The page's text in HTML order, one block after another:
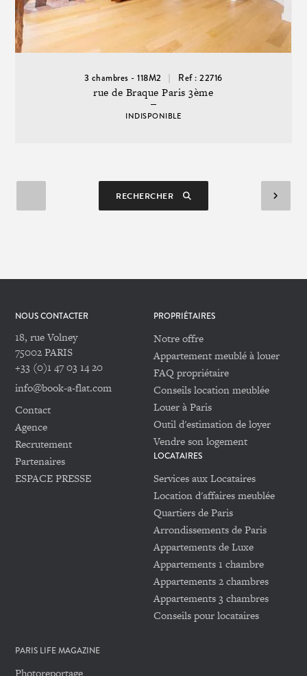
3 chambres - 118M2 Ref : 22716
rue de Braque Paris 3ème
INDISPONIBLE
RECHERCHER
NOUS CONTACTER
18, rue Volney
75002 PARIS
+33 (0)1 47 03 14 20
info@book-a-flat.com
Contact
Agence
Recrutement
Partenaires
ESPACE PRESSE
PROPRIÉTAIRES
Notre offre
Appartement meublé à louer
FAQ propriétaire
Conseils location meublée
Louer à Paris
Outil d'estimation de loyer
Vendre son logement
LOCATAIRES
Services aux Locataires
Location d'affaires meublée
Quartiers de Paris
Arrondissements de Paris
Appartements de Luxe
Appartements 1 chambre
Appartements 2 chambres
Appartements 3 chambres
Conseils pour locataires
PARIS LIFE MAGAZINE
Photoreportage